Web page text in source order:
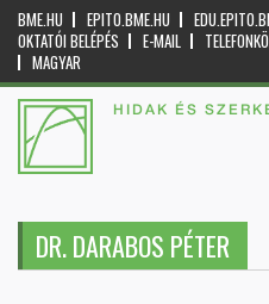
BME.HU EPITO.BME.HU
OKTATÓI BELÉPÉS
E-MAIL
MAGYAR
HIDAK ÉS
DR. DARABOS PÉTER